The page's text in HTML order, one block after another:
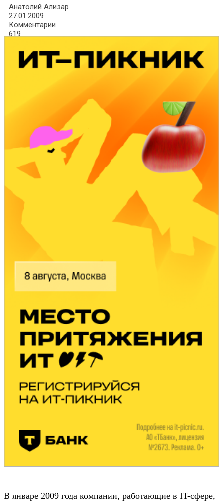
Анатолий Ализар
27.01.2009
Комментарии
619
В январе 2009 года компании, работающие в IT-сфере,